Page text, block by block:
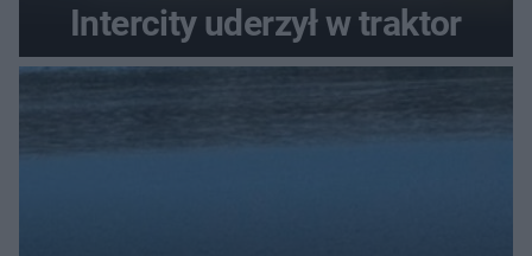
Intercity uderzył w traktor